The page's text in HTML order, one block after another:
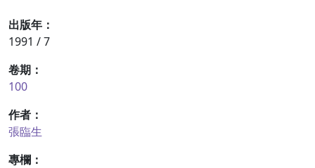
出版年：
1991 / 7
卷期：
100
作者：
張臨生
專欄：